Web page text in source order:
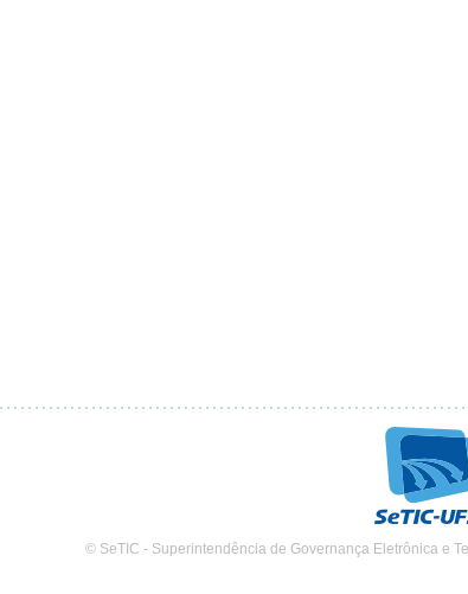
© SeTIC - Superintendência de Governança Eletrônica e